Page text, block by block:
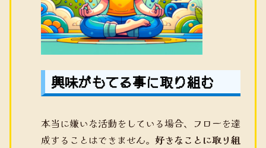
興味がもてる事に取り組む
本当に嫌いな活動をしている場合、フローを達
成することはできません。 好きなことに取り組